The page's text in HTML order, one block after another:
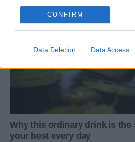
CONFIRM
Data Deletion Data Access